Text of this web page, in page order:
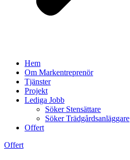
Hem
Om Markentreprenör
Tjänster
Projekt
Lediga Jobb
Söker Stensättare
Söker Trädgårdsanläggare
Offert
Offert